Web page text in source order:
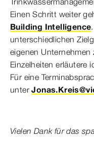
Einen Schritt weiter
Building Intelligence
unterschiedlichen
eigenen Unternehmen
Einzelheiten erläutere
Für eine
unter
Vielen Dank für das